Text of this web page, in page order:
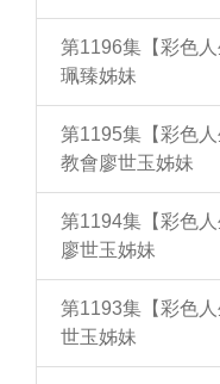
第1196集【彩色
珮臻姊妹
第1195集【彩色
教會廖世玉姊妹
第1194集【彩色
廖世玉姊妹
第1193集【彩色
世玉姊妹